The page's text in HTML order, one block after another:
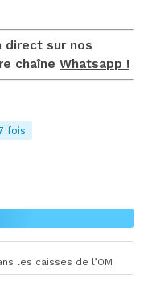
direct sur nos
chaîne Whatsapp !
fois
les caisses de l’OM